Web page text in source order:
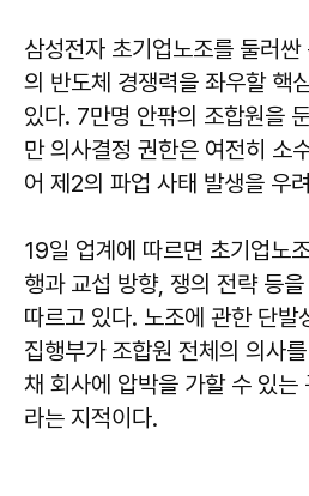
삼성전자 초기업노조를 둘러
의 반도체 경쟁력을 좌우할 핵
있다. 7만명 안팎의 조합원을
만 의사결정 권한은 여전히 소
어 제2의 파업 사태 발생을 우
19일 업계에 따르면 초기업노
행과 교섭 방향, 쟁의 전략 등
따르고 있다. 노조에 관한 단발
집행부가 조합원 전체의 의사
채 회사에 압박을 가할 수 있는
라는 지적이다.